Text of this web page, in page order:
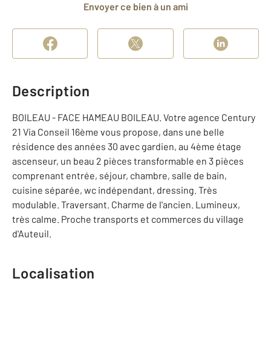
Envoyer ce bien à un ami
Description
BOILEAU - FACE HAMEAU BOILEAU. Votre agence Century
21 Via Conseil 16ème vous propose, dans une belle
résidence des années 30 avec gardien, au 4ème étage
ascenseur, un beau 2 pièces transformable en 3 pièces
comprenant entrée, séjour, chambre, salle de bain,
cuisine séparée, wc indépendant, dressing. Très
modulable. Traversant. Charme de l'ancien. Lumineux,
très calme. Proche transports et commerces du village
d'Auteuil.
Localisation